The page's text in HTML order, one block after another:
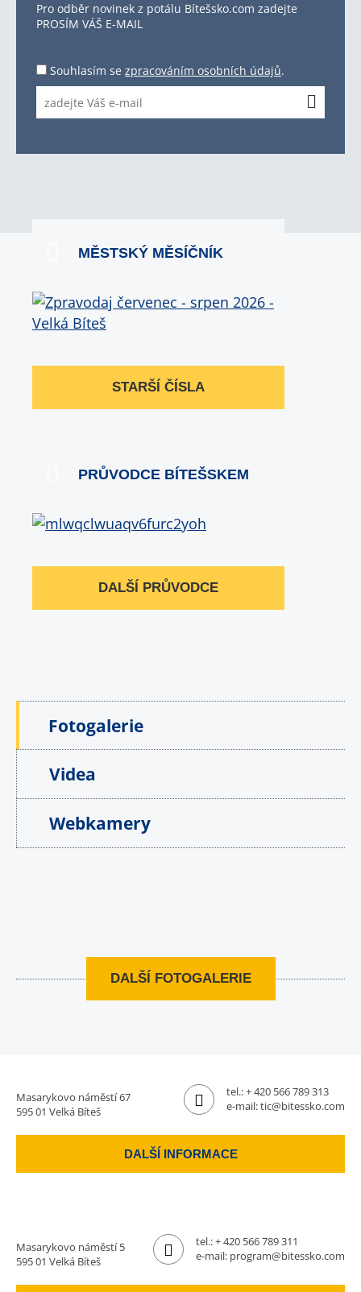
Pro odběr novinek z potálu Bítešsko.com zadejte
PROSÍM VÁŠ E-MAIL
Souhlasím se zpracováním osobních údajů.
MĚSTSKÝ MĚSÍČNÍK
STARŠÍ ČÍSLA
PRŮVODCE BÍTEŠSKEM
DALŠÍ PRŮVODCE
Fotogalerie
Videa
Webkamery
DALŠÍ FOTOGALERIE
Masarykovo náměstí 67
595 01 Velká Bíteš
tel.:+ 420 566 789 313
e-mail:tic@bitessko.com
DALŠÍ INFORMACE
Masarykovo náměstí 5
595 01 Velká Bíteš
tel.:+ 420 566 789 311
e-mail: program@bitessko.com